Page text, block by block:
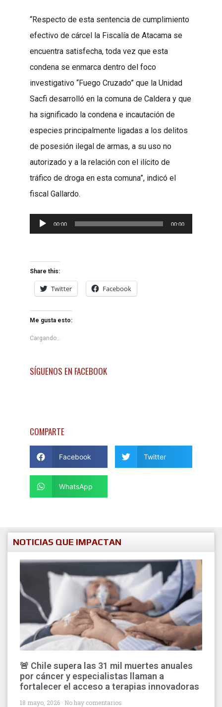
“Respecto de esta sentencia de cumplimiento
efectivo de cárcel la Fiscalía de Atacama se
encuentra satisfecha, toda vez que esta
condena se enmarca dentro del foco
investigativo “Fuego Cruzado” que la Unidad
Sacfi desarrolló en la comuna de Caldera y que
ha significado la condena e incautación de
especies principalmente ligadas a los delitos
de posesión ilegal de armas, a su uso no
autorizado y a la relación con el ilícito de
tráfico de droga en esta comuna”, indicó el
fiscal Gallardo.
Reproductor
de
00:00 00:00
Share this:
Twitter Facebook
Me gusta esto:
Cargando...
SÍGUENOS EN FACEBOOK
COMPARTE
Facebook Twitter
WhatsApp
NOTICIAS QUE IMPACTAN
🚨 Chile supera las 31 mil muertes anuales
por cáncer y especialistas llaman a
fortalecer el acceso a terapias innovadoras
18 mayo, 2026 No hay comentarios